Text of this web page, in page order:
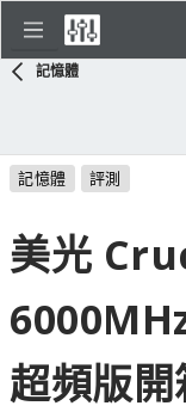
記憶體
記憶體 評測
美光
超頻版